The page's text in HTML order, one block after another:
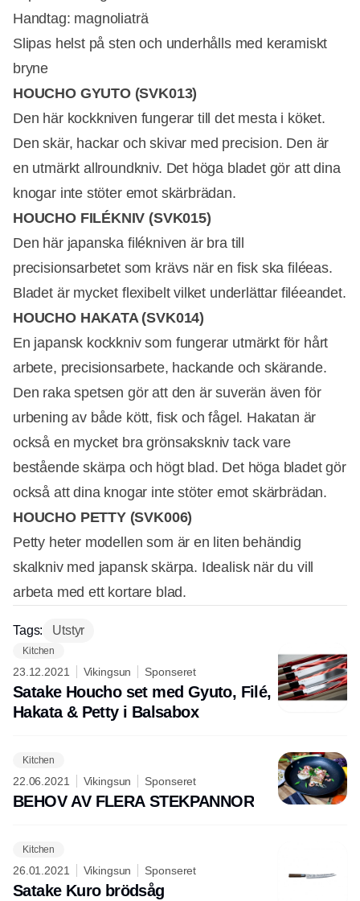
Handtag: magnoliaträ
Slipas helst på sten och underhålls med keramiskt
bryne
HOUCHO GYUTO (SVK013)
Den här kockkniven fungerar till det mesta i köket.
Den skär, hackar och skivar med precision. Den är
en utmärkt allroundkniv. Det höga bladet gör att dina
knogar inte stöter emot skärbrädan.
HOUCHO FILÉKNIV (SVK015)
Den här japanska filékniven är bra till
precisionsarbetet som krävs när en fisk ska filéeas.
Bladet är mycket flexibelt vilket underlättar filéeandet.
HOUCHO HAKATA (SVK014)
En japansk kockkniv som fungerar utmärkt för hårt
arbete, precisionsarbete, hackande och skärande.
Den raka spetsen gör att den är suverän även för
urbening av både kött, fisk och fågel. Hakatan är
också en mycket bra grönsakskniv tack vare
bestående skärpa och högt blad. Det höga bladet gör
också att dina knogar inte stöter emot skärbrädan.
HOUCHO PETTY (SVK006)
Petty heter modellen som är en liten behändig
skalkniv med japansk skärpa. Idealisk när du vill
arbeta med ett kortare blad.
Tags: Utstyr
Kitchen
23.12.2021 Vikingsun Sponseret
Satake Houcho set med Gyuto, Filé,
Hakata & Petty i Balsabox
Kitchen
22.06.2021 Vikingsun Sponseret
BEHOV AV FLERA STEKPANNOR
Kitchen
26.01.2021 Vikingsun Sponseret
Satake Kuro brödsåg